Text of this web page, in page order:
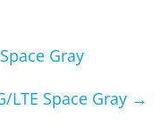
Gray
LTE Space Gray →